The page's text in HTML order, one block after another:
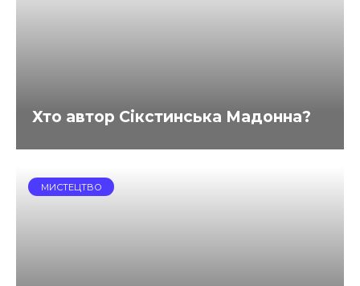
Хто автор Сікстинська Мадонна?
МИСТЕЦТВО